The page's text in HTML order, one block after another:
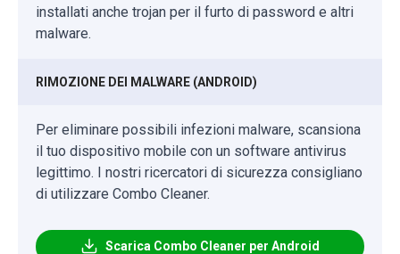
installati anche trojan per il furto di password e altri
malware.
RIMOZIONE DEI MALWARE (ANDROID)
Per eliminare possibili infezioni malware, scansiona
il tuo dispositivo mobile con un software antivirus
legittimo. I nostri ricercatori di sicurezza consigliano
di utilizzare Combo Cleaner.
Scarica Combo Cleaner per Android